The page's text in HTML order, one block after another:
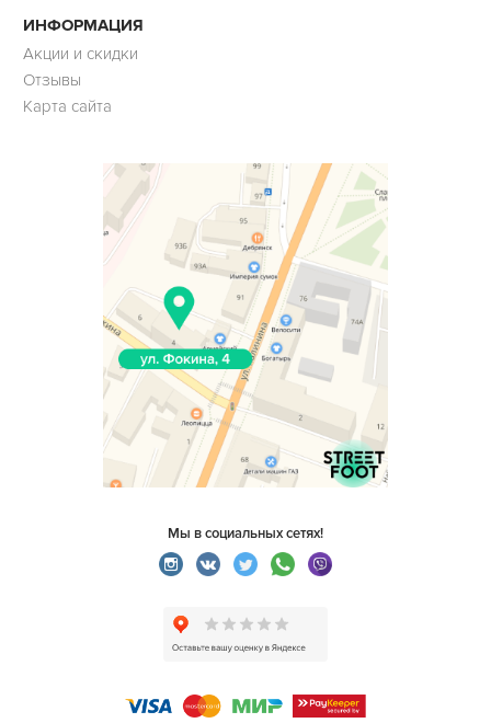
ИНФОРМАЦИЯ
Акции и скидки
Отзывы
Карта сайта
Мы в социальных сетях!